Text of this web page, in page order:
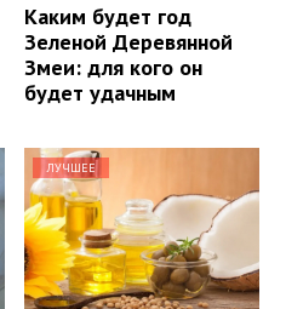
Каким будет год
Зеленой Деревянной
Змеи: для кого он
будет удачным
ЛУЧШЕЕ